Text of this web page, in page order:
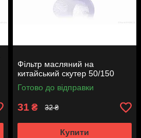
Фільтр масляний на
китайський скутер 50/150
Готово до відправки
31 ₴ 32 ₴
Купити